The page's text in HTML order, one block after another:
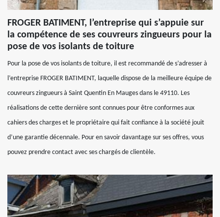
FROGER BATIMENT, l’entreprise qui s’appuie sur
la compétence de ses couvreurs zingueurs pour la
pose de vos isolants de toiture
Pour la pose de vos isolants de toiture, il est recommandé de s’adresser à
l’entreprise FROGER BATIMENT, laquelle dispose de la meilleure équipe de
couvreurs zingueurs à Saint Quentin En Mauges dans le 49110. Les
réalisations de cette dernière sont connues pour être conformes aux
cahiers des charges et le propriétaire qui fait confiance à la société jouit
d’une garantie décennale. Pour en savoir davantage sur ses offres, vous
pouvez prendre contact avec ses chargés de clientèle.